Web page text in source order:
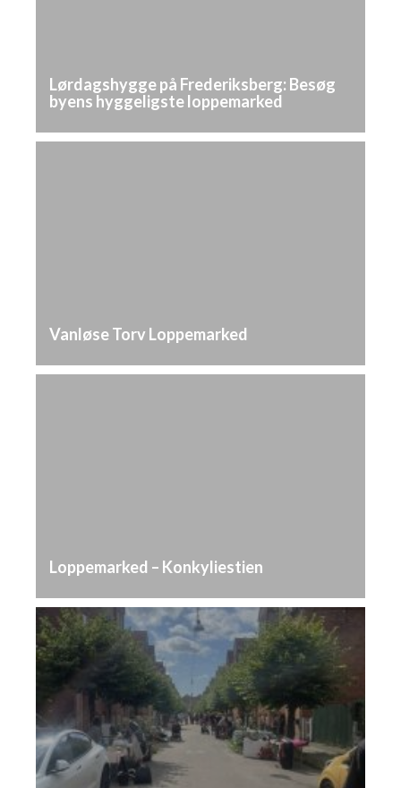
Lørdagshygge på Frederiksberg: Besøg
byens hyggeligste loppemarked
Vanløse Torv Loppemarked
Loppemarked – Konkyliestien